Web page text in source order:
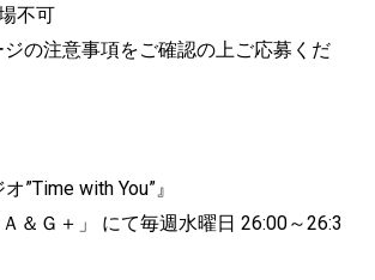
不可
の注意事項をご確認の上ご応募くだ
”Time with You”』
＆Ｇ＋」 にて毎週水曜日 26:00～26:3